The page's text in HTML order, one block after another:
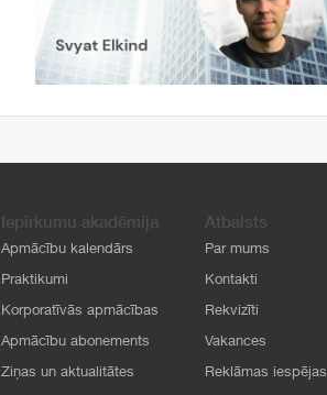
Iepirkumu akadēmija
Apmācību kalendārs
Praktikumi
Korporatīvās apmācības
Apmācību abonements
Ziņas un aktualitātes
Atbalsts
Par mums
Kontakti
Rekvizīti
Vakances
Reklāmas iespējas